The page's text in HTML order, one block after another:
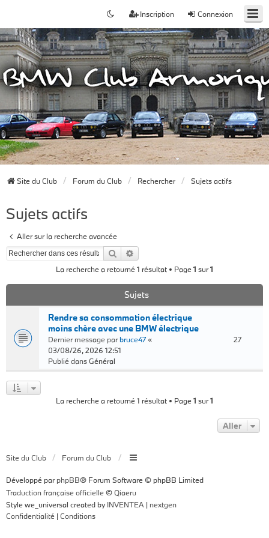
Connexion
Inscription
Site du Club Forum du Club Rechercher Sujets actifs
Sujets actifs
Aller sur la recherche avancée
Rechercher
La recherche a retourné 1 résultat • Page1 sur1
Sujets
Rendre sa consommation électrique
moins chère avec une BMW électrique
Dernier message parbruce47«
03/08/26, 2026 12:51
Publié dansGénéral
27
La recherche a retourné 1 résultat • Page1 sur1
Aller
Site du Club Forum du Club
Développé parphpBB® Forum Software © phpBB Limited
Traduction française officielle ©Qiaeru
Style we_universal created byINVENTEA | nextgen
Confidentialité | Conditions